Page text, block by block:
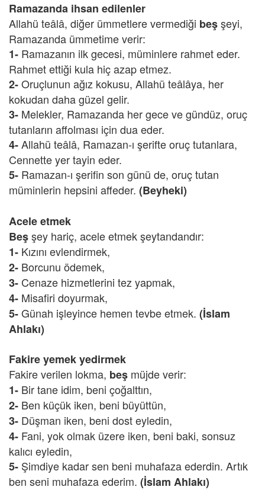
Ramazanda ihsan edilenler
Allahü teâlâ, diğer ümmetlere vermediği beşşeyi,
Ramazanda ümmetime verir:
1- Ramazanın ilk gecesi, müminlere rahmet eder.
Rahmet ettiği kula hiç azap etmez.
2-Oruçlunun ağız kokusu, Allahü teâlâya, her
kokudan daha güzel gelir.
3- Melekler, Ramazanda her gece ve gündüz, oruç
tutanların affolması için dua eder.
4-Allahü teâlâ, Ramazan-ı şerifte oruç tutanlara,
Cennette yer tayin eder.
5- Ramazan-ı şerifin son günü de, oruç tutan
müminlerin hepsini affeder. (Beyheki)
Acele etmek
Beşşey hariç, acele etmek şeytandandır:
1- Kızını evlendirmek,
2- Borcunu ödemek,
3- Cenaze hizmetlerini tez yapmak,
4- Misafiri doyurmak,
5-Günah işleyince hemen tevbe etmek. (İslam
Ahlakı)
Fakire yemek yedirmek
Fakire verilen lokma, beş müjde verir:
1- Bir tane idim, beni çoğalttın,
2- Ben küçük iken, beni büyüttün,
3- Düşman iken, beni dost eyledin,
4- Fani, yok olmak üzere iken, beni baki, sonsuz
kalıcı eyledin,
5- Şimdiye kadar sen beni muhafaza ederdin. Artık
ben seni muhafaza ederim. (İslam Ahlakı)